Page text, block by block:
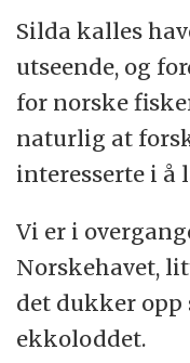
Toktet ledes av
samarbeid med
en del av det
EURO-BASIN.
Målet er å se
havområdene i
forskning.no er
østover, fra
dekkes av
Silda kalles
utseende, og
for norske
naturlig at
interesserte i å
Vi er i
Norskehavet,
det dukker opp
ekkoloddet.